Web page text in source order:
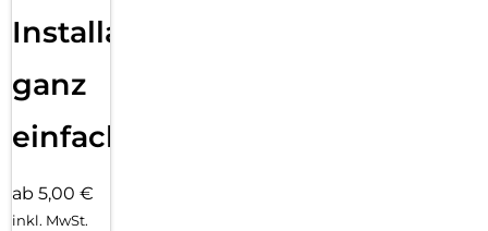
Installation
ganz
einfach
ab 5,00 €
inkl. MwSt.